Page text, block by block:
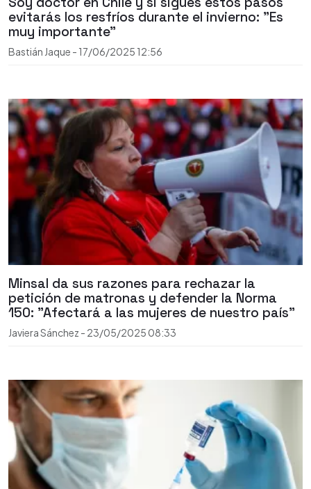
evitarás los resfríos durante el invierno: "Es
muy importante"
Bastián Jaque - 17/06/2025 12:56
Minsal da sus razones para rechazar la
petición de matronas y defender la Norma
150: "Afectará a las mujeres de nuestro país"
Javiera Sánchez - 23/05/2025 08:33